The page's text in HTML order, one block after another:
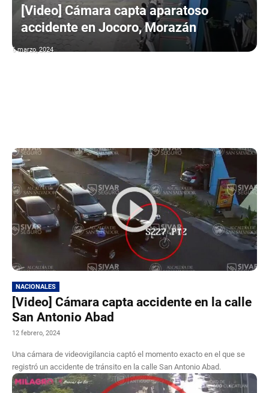
[Video] Cámara capta aparatoso
accidente en Jocoro, Morazán
6 marzo, 2024
NACIONALES
[Video] Cámara capta accidente en la calle
San Antonio Abad
12 febrero, 2024
Una cámara de videovigilancia captó el momento exacto en el que se
registró un accidente de tránsito en la calle San Antonio Abad.